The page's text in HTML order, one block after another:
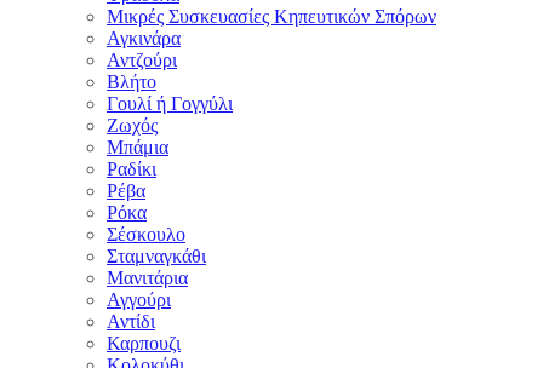
Μικρές Συσκευασίες Κηπευτικών Σπόρων
Αγκινάρα
Αντζούρι
Βλήτο
Γουλί ή Γογγύλι
Ζωχός
Μπάμια
Ραδίκι
Ρέβα
Ρόκα
Σέσκουλο
Σταμναγκάθι
Μανιτάρια
Αγγούρι
Αντίδι
Καρπουζι